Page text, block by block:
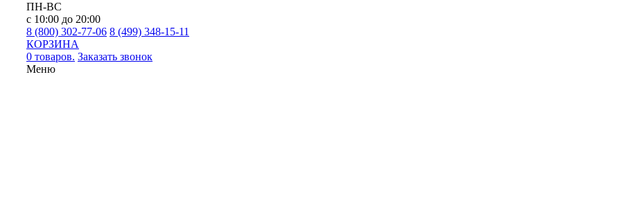
ПН-ВС
с 10:00 до 20:00
8 (800) 302-77-06 8 (499) 348-15-11
КОРЗИНА
0 товаров. Заказать звонок
Меню